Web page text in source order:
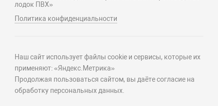
лодок ПВХ»
Политика конфиденциальности
Наш сайт использует файлы cookie и сервисы, которые их
применяют: «Яндекс.Метрика»
Продолжая пользоваться сайтом, вы даёте согласие на
обработку персональных данных.